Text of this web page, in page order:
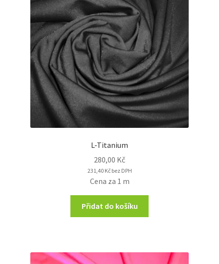
L-Titanium
280,00 Kč
231,40 Kčbez DPH
Cena za 1 m
Přidat do košíku